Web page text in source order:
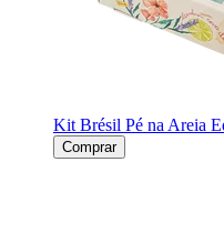
Kit Brésil Pé na Areia
Comprar